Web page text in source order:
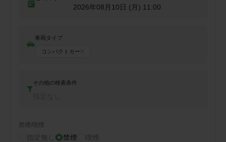
2026年08月10日 (月) 11:00
車両タイプ
コンパクトカー
その他の検索条件
禁煙/喫煙
指定無し 禁煙 喫煙